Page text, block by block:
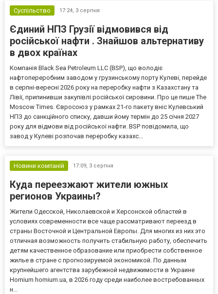
Суспільство 17:24, 3 серпня
Єдиний НПЗ Грузії відмовився від
російської нафти . Знайшов альтернативу
в двох країнах
Компанія Black Sea Petroleum LLC (BSP), що володіє
нафтопереробним заводом у грузинському порту Кулеві, перейде
в серпні-вересні 2026 року на переробку нафти з Казахстану та
Лівії, припинивши закупівлі російської сировини. Про це пише The
Moscow Times. Євросоюз у рамках 21-го пакету вніс Кулевський
НПЗ до санкційного списку, давши йому термін до 25 січня 2027
року для відмови від російської нафти. BSP повідомила, що
завод у Кулеві розпочав переробку казахс...
Новини компаній 17:09, 3 серпня
Куда переезжают жители южных
регионов Украины?
Жители Одесской, Николаевской и Херсонской областей в
условиях современности все чаще рассматривают переезд в
страны Восточной и Центральной Европы. Для многих из них это
отличная возможность получить стабильную работу, обеспечить
детям качественное образование или приобрести собственное
жилье в стране с прогнозируемой экономикой. По данным
крупнейшего агентства зарубежной недвижимости в Украине
Homium homium.ua, в 2026 году среди наиболее востребованных
н...